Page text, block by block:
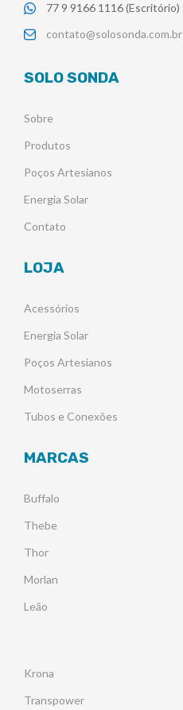
77 9 9166 1116 (Escritório)
contato@solosonda.com.br
SOLO SONDA
Sobre
Produtos
Poços Artesianos
Energia Solar
Contato
LOJA
Acessórios
Energia Solar
Poços Artesianos
Motoserras
Tubos e Conexões
MARCAS
Buffalo
Thebe
Thor
Morlan
Leão
Krona
Transpower